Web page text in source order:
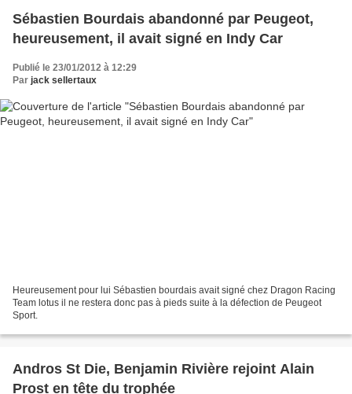
Sébastien Bourdais abandonné par Peugeot,
heureusement, il avait signé en Indy Car
Publié le 23/01/2012 à 12:29
Par jack sellertaux
Heureusement pour lui Sébastien bourdais avait signé chez Dragon Racing
Team lotus il ne restera donc pas à pieds suite à la défection de Peugeot
Sport.
Andros St Die, Benjamin Rivière rejoint Alain
Prost en tête du trophée